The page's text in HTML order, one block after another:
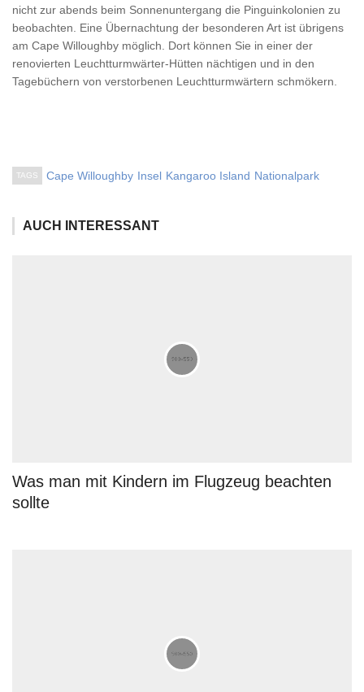
nicht zur abends beim Sonnenuntergang die Pinguinkolonien zu
beobachten. Eine Übernachtung der besonderen Art ist übrigens
am Cape Willoughby möglich. Dort können Sie in einer der
renovierten Leuchtturmwärter-Hütten nächtigen und in den
Tagebüchern von verstorbenen Leuchtturmwärtern schmökern.
TAGS Cape Willoughby Insel Kangaroo Island Nationalpark
AUCH INTERESSANT
Was man mit Kindern im Flugzeug beachten
sollte